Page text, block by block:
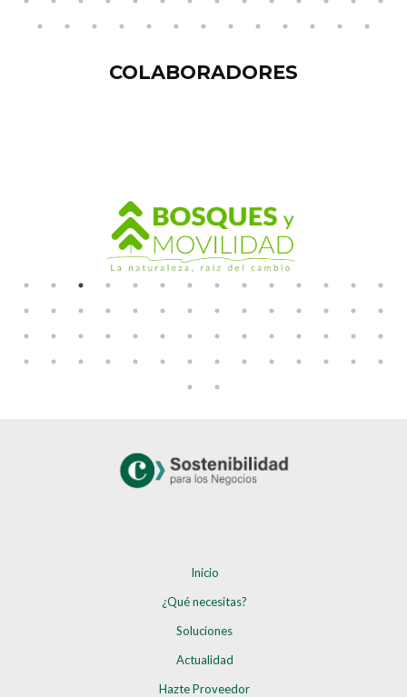
COLABORADORES
Inicio
¿Qué necesitas?
Soluciones
Actualidad
Hazte Proveedor